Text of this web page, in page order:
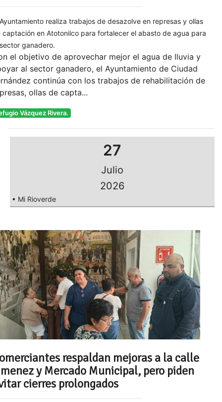
realiza trabajos de desazolve en represas y ollas
captación en Atotonilco para fortalecer el abasto de agua para
ganadero.
el objetivo de aprovechar mejor el agua de lluvia y
al sector ganadero, el Ayuntamiento de Ciudad
continúa con los trabajos de rehabilitación de
ollas de capta...
Vázquez Rivera.
27
Julio
2026
• Mi Rioverde
respaldan mejoras a la calle
y Mercado Municipal, pero piden
cierres prolongados